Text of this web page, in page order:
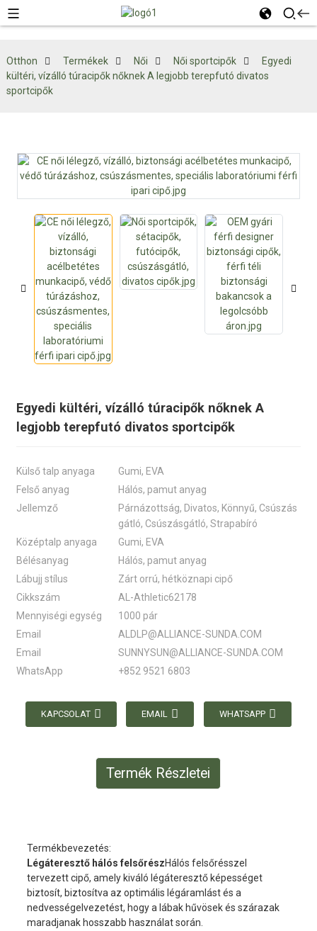
Otthon Termékek Női Női sportcipők
Egyedi
kültéri, vízálló túracipők nőknek A legjobb terepfutó divatos
sportcipők
Egyedi kültéri, vízálló túracipők nőknek A
legjobb terepfutó divatos sportcipők
Külső talp anyaga
Gumi, EVA
Felső anyag
Hálós, pamut anyag
Jellemző
Párnázottság, Divatos, Könnyű, Csúszás
gátló, Csúszásgátló, Strapabíró
Középtalp anyaga
Gumi, EVA
Bélésanyag
Hálós, pamut anyag
Lábujj stílus
Zárt orrú, hétköznapi cipő
Cikkszám
AL-Athletic62178
Mennyiségi egység
1000 pár
Email
ALDLP@ALLIANCE-SUNDA.COM
Email
SUNNYSUN@ALLIANCE-SUNDA.COM
WhatsApp
+852 9521 6803
KAPCSOLAT EMAIL WHATSAPP
Termék Részletei
Termékbevezetés:
Légáteresztő hálós felsőrészHálós felsőrésszel
tervezett cipő, amely kiváló légáteresztő képességet
biztosít, biztosítva az optimális légáramlást és a
nedvességelvezetést, hogy a lábak hűvösek és szárazak
maradjanak hosszabb használat során.